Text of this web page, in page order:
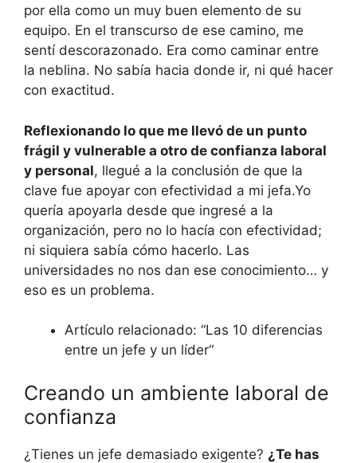
por ella como un muy buen elemento de su
equipo. En el transcurso de ese camino, me
sentí descorazonado. Era como caminar entre
la neblina. No sabía hacia donde ir, ni qué hacer
con exactitud.
Reflexionando lo que me llevó de un punto
frágil y vulnerable a otro de confianza laboral
y personal, llegué a la conclusión de que la
clave fue apoyar con efectividad a mi jefa.Yo
quería apoyarla desde que ingresé a la
organización, pero no lo hacía con efectividad;
ni siquiera sabía cómo hacerlo. Las
universidades no nos dan ese conocimiento… y
eso es un problema.
Artículo relacionado: “Las 10 diferencias
entre un jefe y un líder“
Creando un ambiente laboral de
confianza
¿Tienes un jefe demasiado exigente? ¿Te has